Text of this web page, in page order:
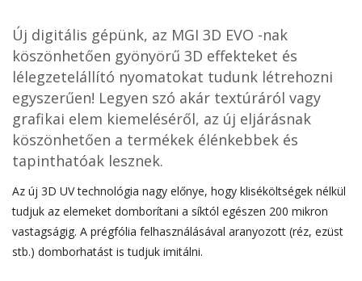
Új digitális gépünk, az MGI 3D EVO -nak
köszönhetően gyönyörű 3D effekteket és
lélegzetelállító nyomatokat tudunk létrehozni
egyszerűen! Legyen szó akár textúráról vagy
grafikai elem kiemeléséről, az új eljárásnak
köszönhetően a termékek élénkebbek és
tapinthatóak lesznek.
Az új 3D UV technológia nagy előnye, hogy kliséköltségek nélkül
tudjuk az elemeket domborítani a síktól egészen 200 mikron
vastagságig. A prégfólia felhasználásával aranyozott (réz, ezüst
stb.) domborhatást is tudjuk imitálni.